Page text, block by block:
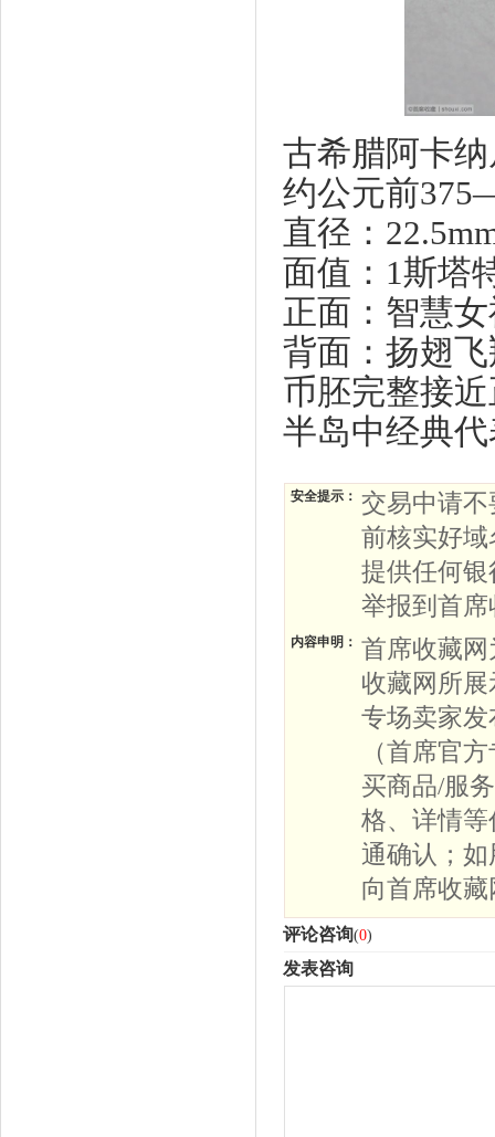
古希腊阿卡
约公元前
直径：
面值：1斯塔
正面：智慧
背面：扬翅
币胚完整接
半岛中经典
安全提示：
交易中请
前核实好
提供任何
举报到首
内容申明：
首席收藏
收藏网所
专场卖家
（首席官
买商品/服
格、详情
通确认；
向首席收
评论咨询(0)
发表咨询